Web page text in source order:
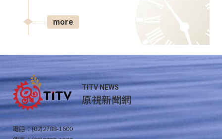
more
TITV NEWS
原視新聞網
電話：(02)2788-1600